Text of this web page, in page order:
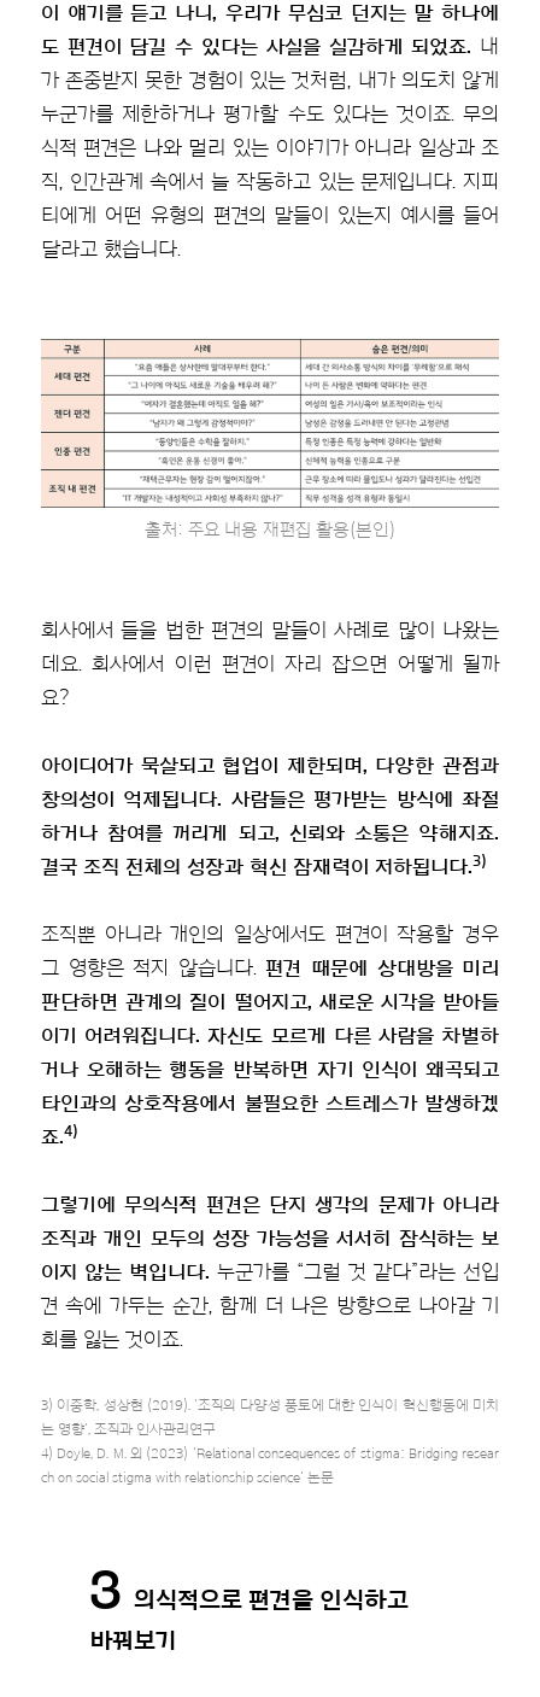
이 얘기를 듣고 나니, 우리가 무심코 던지는 말 하나에
도 편견이 담길 수 있다는 사실을 실감하게 되었죠. 내
가 존중받지 못한 경험이 있는 것처럼, 내가 의도치 않게
누군가를 제한하거나 평가할 수도 있다는 것이죠. 무의
식적 편견은 나와 멀리 있는 이야기가 아니라 일상과 조
직, 인간관계 속에서 늘 작동하고 있는 문제입니다. 지피
티에게 어떤 유형의 편견의 말들이 있는지 예시를 들어
달라고 했습니다.
출처: 주요 내용 재편집 활용(본인)
회사에서 들을 법한 편견의 말들이 사례로 많이 나왔는
데요. 회사에서 이런 편견이 자리 잡으면 어떻게 될까
요?
아이디어가 묵살되고 협업이 제한되며, 다양한 관점과
창의성이 억제됩니다. 사람들은 평가받는 방식에 좌절
하거나 참여를 꺼리게 되고, 신뢰와 소통은 약해지죠.
결국 조직 전체의 성장과 혁신 잠재력이 저하됩니다.3)
조직뿐 아니라 개인의 일상에서도 편견이 작용할 경우
그 영향은 적지 않습니다.편견 때문에 상대방을 미리
판단하면 관계의 질이 떨어지고, 새로운 시각을 받아들
이기 어려워집니다. 자신도 모르게 다른 사람을 차별하
거나 오해하는 행동을 반복하면 자기 인식이 왜곡되고
타인과의 상호작용에서 불필요한 스트레스가 발생하겠
죠.4)
그렇기에 무의식적 편견은 단지 생각의 문제가 아니라
조직과 개인 모두의 성장 가능성을 서서히 잠식하는 보
이지 않는 벽입니다. 누군가를 “그럴 것 같다”라는 선입
견 속에 가두는 순간, 함께 더 나은 방향으로 나아갈 기
회를 잃는 것이죠.
3) 이중학, 성상현 (2019). '조직의 다양성 풍토에 대한 인식이 혁신행동에 미치
는 영향', 조직과 인사관리연구
4) Doyle, D. M. 외 (2023) 'Relational consequences of stigma: Bridging resear
ch on social stigma with relationship science' 논문
3 의식적으로 편견을 인식하고
바꿔보기